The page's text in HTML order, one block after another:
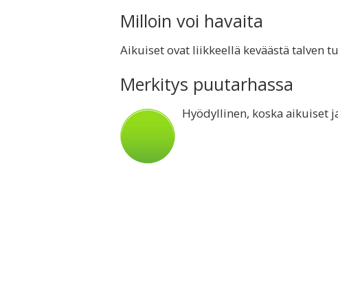
Milloin voi havaita
Aikuiset ovat liikkeellä keväästä talven
Merkitys puutarhassa
Hyödyllinen, koska aikuiset